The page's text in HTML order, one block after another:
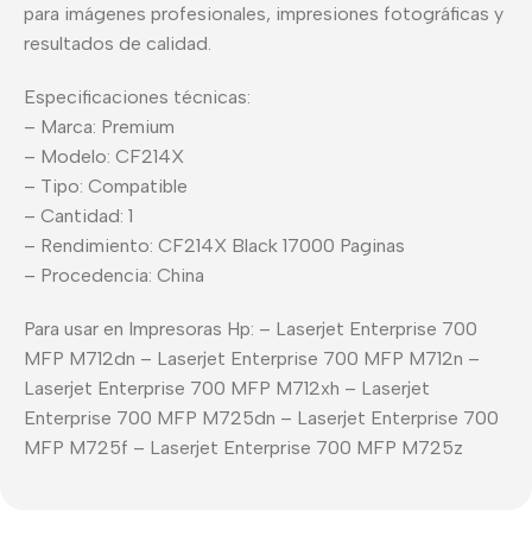
para imágenes profesionales, impresiones fotográficas y
resultados de calidad.
Especificaciones técnicas:
– Marca: Premium
– Modelo: CF214X
– Tipo: Compatible
– Cantidad: 1
– Rendimiento: CF214X Black 17000 Paginas
– Procedencia: China
Para usar en Impresoras Hp: – Laserjet Enterprise 700
MFP M712dn – Laserjet Enterprise 700 MFP M712n –
Laserjet Enterprise 700 MFP M712xh – Laserjet
Enterprise 700 MFP M725dn – Laserjet Enterprise 700
MFP M725f – Laserjet Enterprise 700 MFP M725z